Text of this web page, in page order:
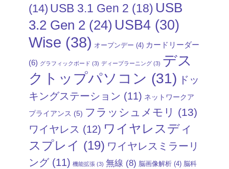
(14) USB 3.1 Gen 2 (18) USB
3.2 Gen 2 (24) USB4 (30)
Wise (38) オープンデー (4) カードリーダー
(6) グラフィックボード (3) ディープラーニング (3) デス
クトップパソコン (31) ドッ
キングステーション (11) ネットワークア
プライアンス (5) フラッシュメモリ (13)
ワイヤレス (12) ワイヤレスディ
スプレイ (19) ワイヤレスミラーリ
ング(11) 機能拡張 (3) 無線 (8) 脳画像解析 (4) 脳科